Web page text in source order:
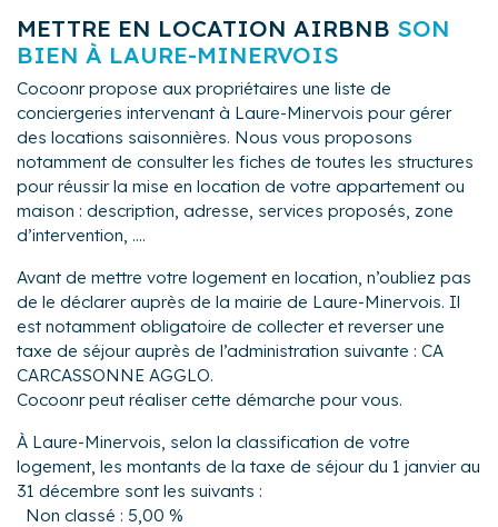
METTRE EN LOCATION AIRBNB SON
BIEN À LAURE-MINERVOIS
Cocoonr propose aux propriétaires une liste de
conciergeries intervenant à Laure-Minervois pour gérer
des locations saisonnières. Nous vous proposons
notamment de consulter les fiches de toutes les structures
pour réussir la mise en location de votre appartement ou
maison : description, adresse, services proposés, zone
d’intervention, ....
Avant de mettre votre logement en location, n’oubliez pas
de le déclarer auprès de la mairie de Laure-Minervois. Il
est notamment obligatoire de collecter et reverser une
taxe de séjour auprès de l’administration suivante : CA
CARCASSONNE AGGLO.
Cocoonr peut réaliser cette démarche pour vous.
À Laure-Minervois, selon la classification de votre
logement, les montants de la taxe de séjour du 1 janvier au
31 décembre sont les suivants :
Non classé : 5,00 %